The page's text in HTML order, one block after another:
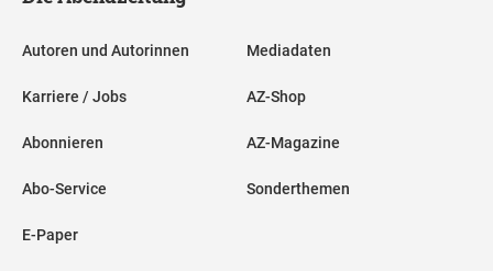
Autoren und Autorinnen
Karriere / Jobs
Abonnieren
Abo-Service
E-Paper
Mediadaten
AZ-Shop
AZ-Magazine
Sonderthemen